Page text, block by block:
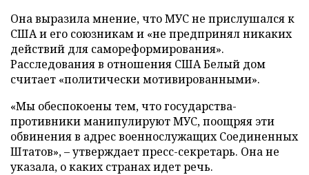
Она выразила мнение, что МУС не прислушался к
США и его союзникам и «не предпринял никаких
действий для самореформирования».
Расследования в отношения США Белый дом
считает «политически мотивированными».
«Мы обеспокоены тем, что государства-
противники манипулируют МУС, поощряя эти
обвинения в адрес военнослужащих Соединенных
Штатов», – утверждает пресс-секретарь. Она не
указала, о каких странах идет речь.